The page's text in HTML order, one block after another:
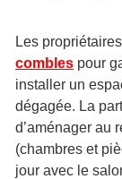
Les
combles pour
installer un
dégagée. La
d’aménager au
(chambres et
jour avec le